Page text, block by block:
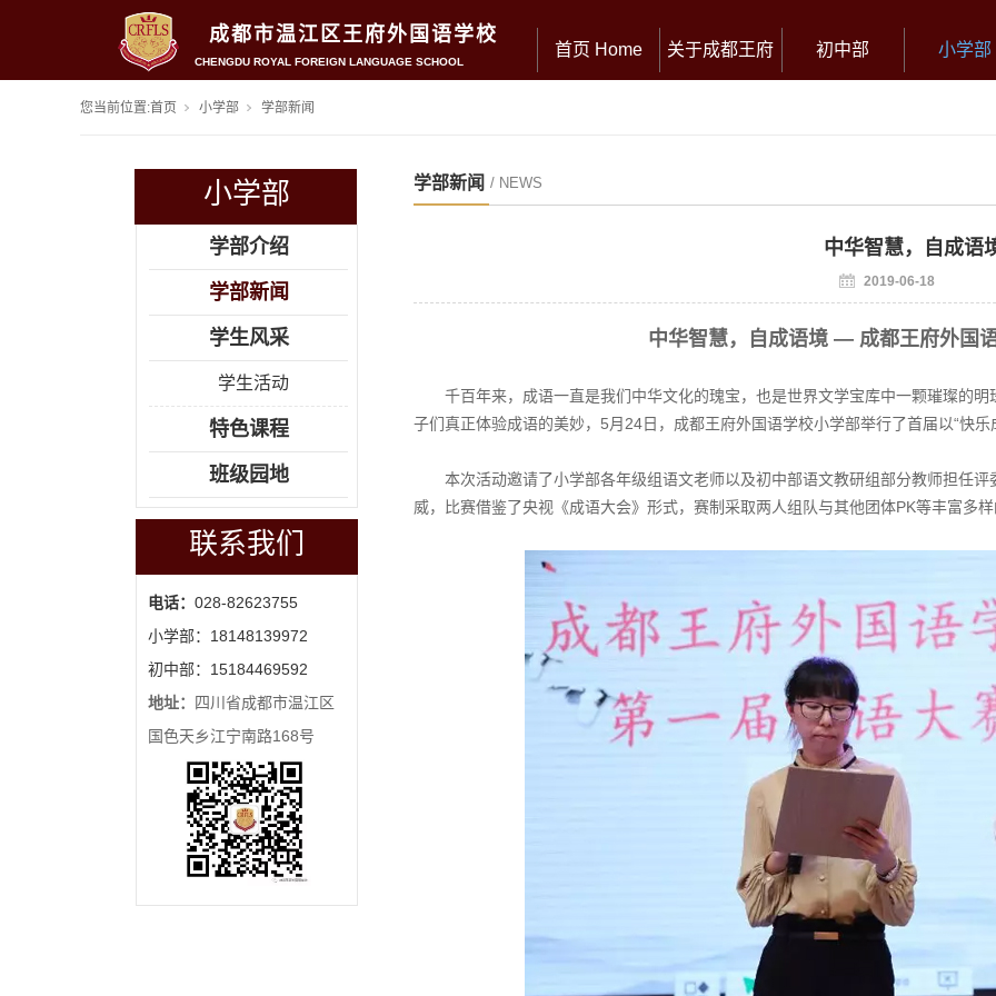
成都市温江区王府外国语学校
CHENGDU ROYAL FOREIGN LANGUAGE SCHOOL
首页 Home 关于成都王府 初中部 小学部
您当前位置:首页 小学部 学部新闻
小学部
学部介绍
学部新闻
学生风采
学生活动
特色课程
班级园地
联系我们
电话： 028-82623755
小学部：18148139972
初中部：15184469592
地址：
四川省成都市温江区
国色天乡江宁南路168号
学部新闻 / NEWS
中华智慧，自成语
2019-06-18
中华智慧，自成语境 — 成都王府外国
千百年来，成语一直是我们中华文化的瑰宝，也是世界文学宝库中一颗璀璨的
子们真正体验成语的美妙，5月24日，成都王府外国语学校小学部举行了首届以“快乐
本次活动邀请了小学部各年级组语文老师以及初中部语文教研组部分教师担任
威，比赛借鉴了央视《成语大会》形式，赛制采取两人组队与其他团体PK等丰富多